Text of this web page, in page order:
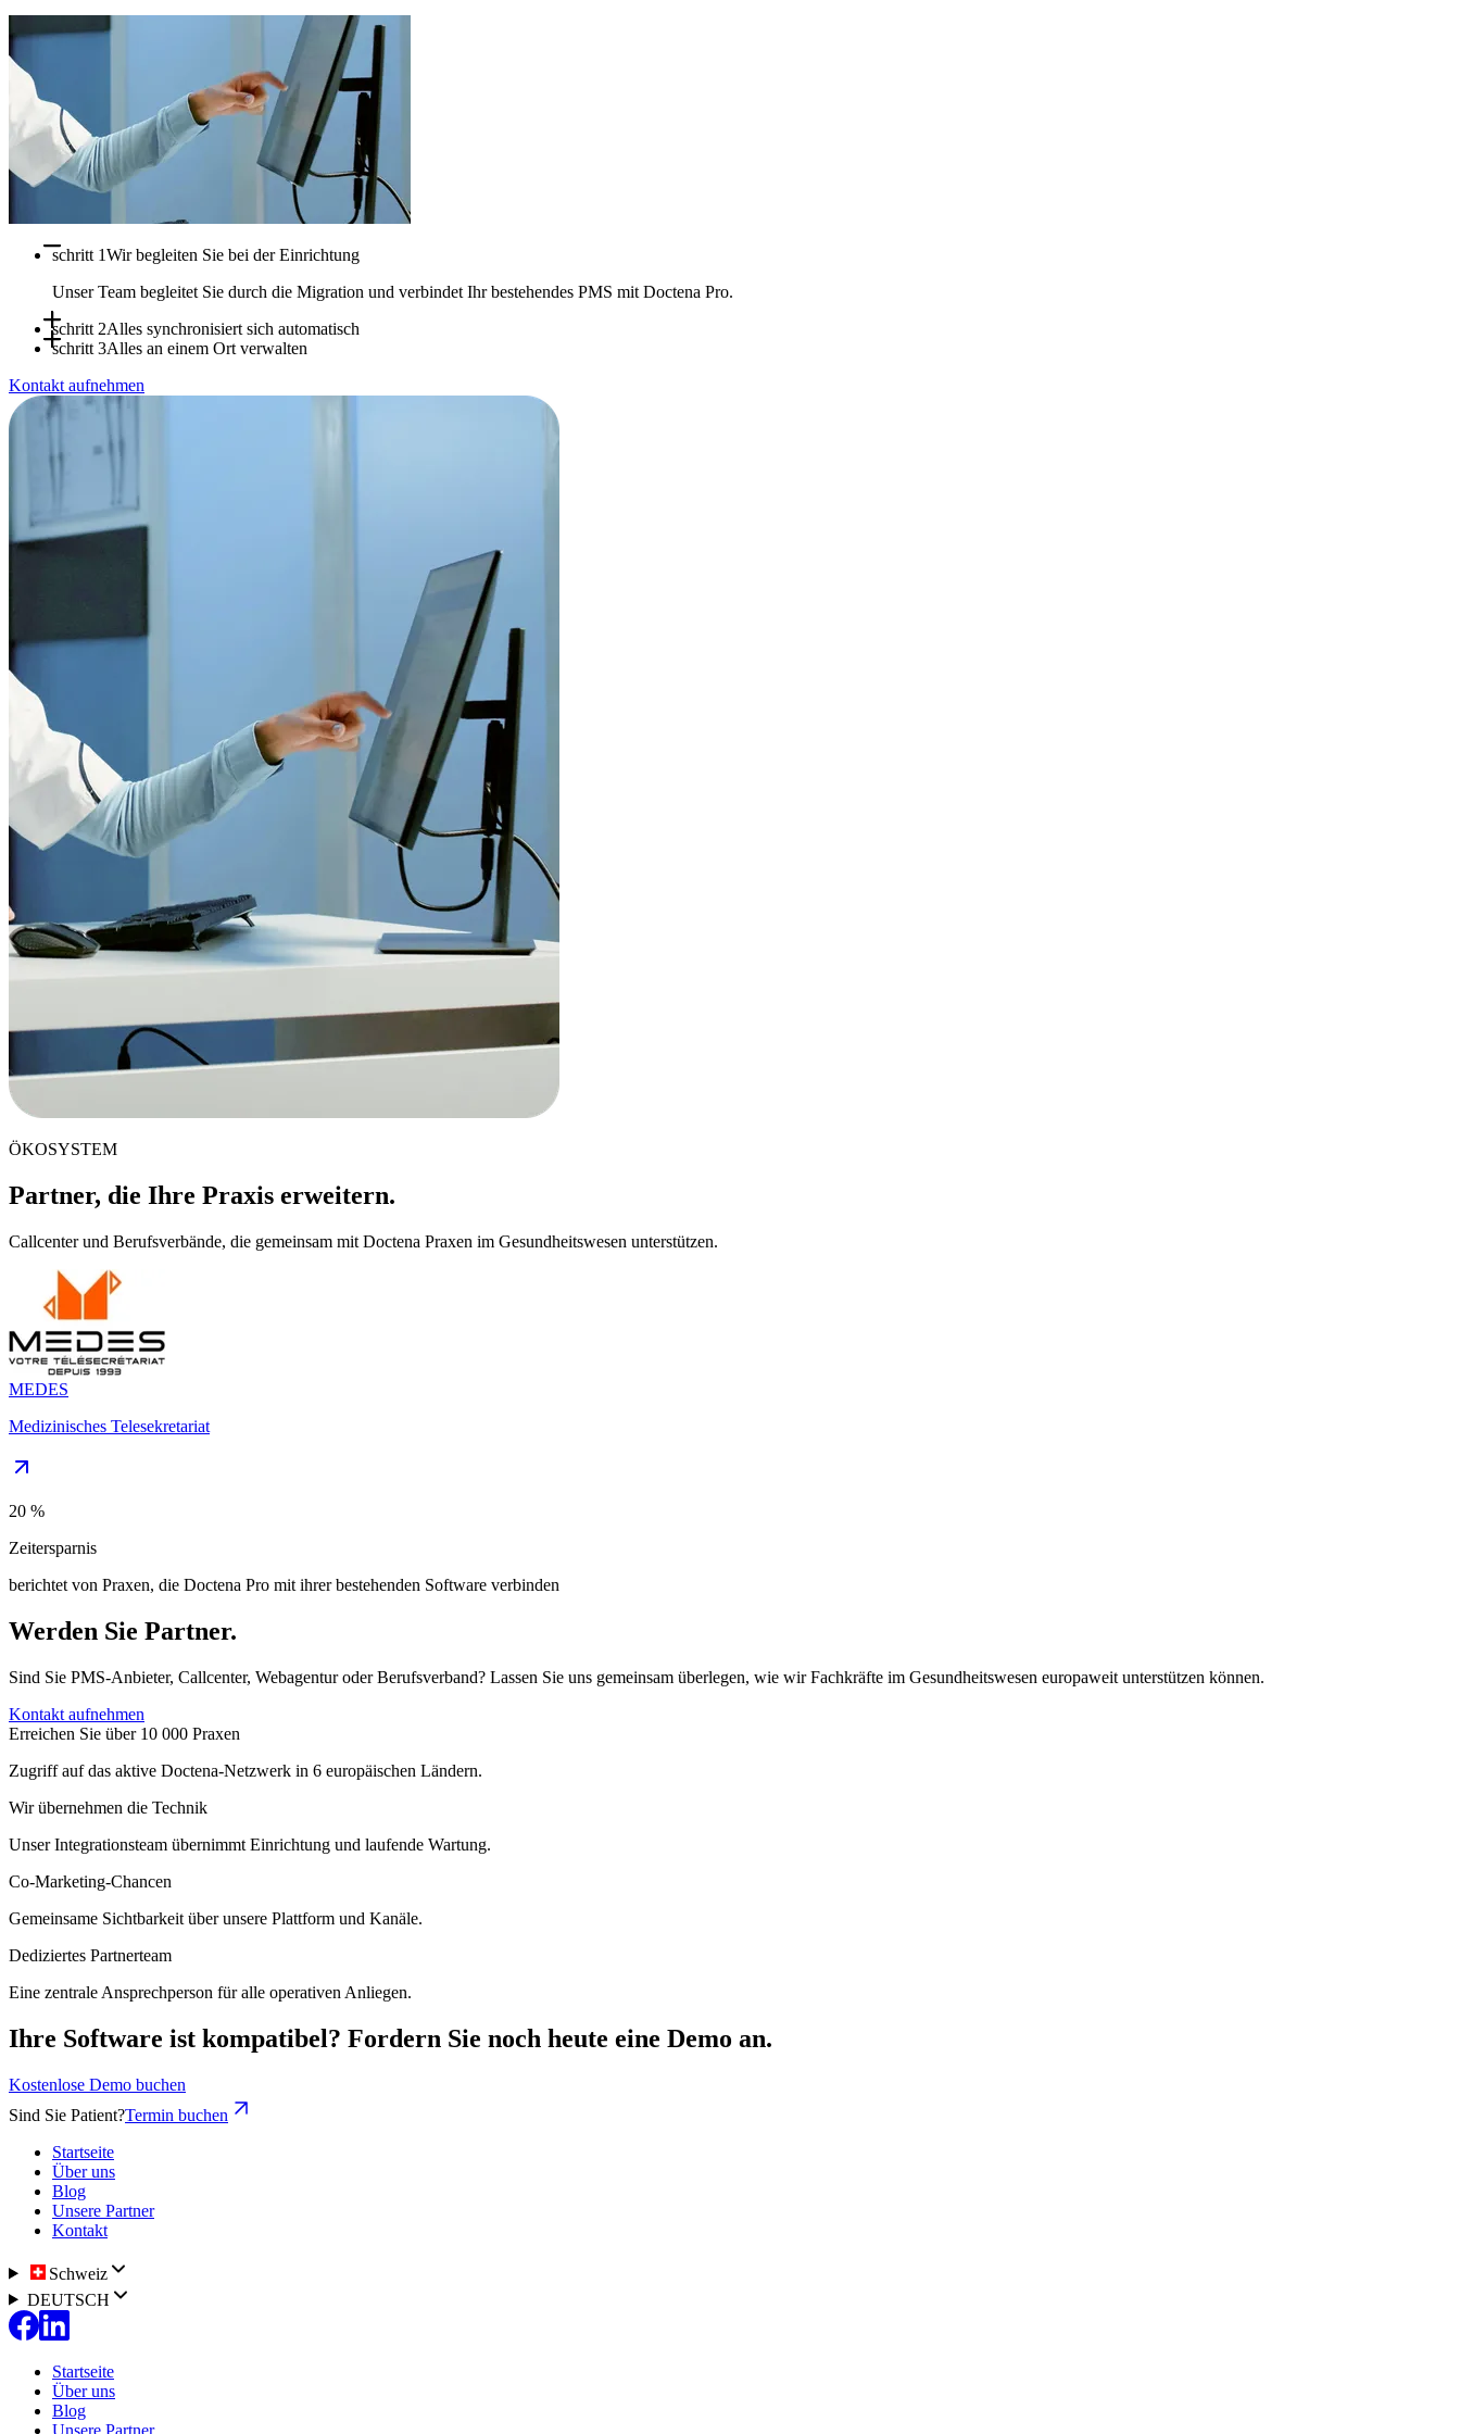
schritt 1Wir begleiten Sie bei der Einrichtung
Unser Team begleitet Sie durch die Migration und verbindet Ihr bestehendes PMS mit Doctena Pro.
schritt 2Alles synchronisiert sich automatisch
schritt 3Alles an einem Ort verwalten
Nutzen Sie Doctena Pro als zentrale Schaltstelle, während Ihr PMS voll einsatzfähig bleibt.
Kontakt aufnehmen
ÖKOSYSTEM
Partner, die Ihre Praxis erweitern.
Callcenter und Berufsverbände, die gemeinsam mit Doctena Praxen im Gesundheitswesen unterstützen.
MEDES
Medizinisches Telesekretariat
20 %
Zeitersparnis
berichtet von Praxen, die Doctena Pro mit ihrer bestehenden Software verbinden
Werden Sie Partner.
Sind Sie PMS-Anbieter, Callcenter, Webagentur oder Berufsverband? Lassen Sie uns gemeinsam überlegen, wie wir Fachkräfte im Gesundheitswesen europaweit unterstützen können.
Kontakt aufnehmen
Erreichen Sie über 10 000 Praxen
Zugriff auf das aktive Doctena-Netzwerk in 6 europäischen Ländern.
Wir übernehmen die Technik
Unser Integrationsteam übernimmt Einrichtung und laufende Wartung.
Co-Marketing-Chancen
Gemeinsame Sichtbarkeit über unsere Plattform und Kanäle.
Dediziertes Partnerteam
Eine zentrale Ansprechperson für alle operativen Anliegen.
Ihre Software ist kompatibel? Fordern Sie noch heute eine Demo an.
Kostenlose Demo buchen
Sind Sie Patient?Termin buchen
Startseite
Über uns
Blog
Unsere Partner
Kontakt
Schweiz
DEUTSCH
Startseite
Über uns
Blog
Unsere Partner